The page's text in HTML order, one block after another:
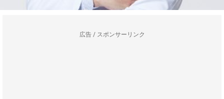
広告 / スポンサーリンク